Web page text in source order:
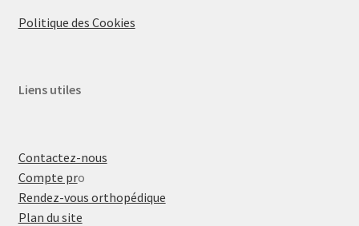
Politique des Cookies
Liens utiles
Contactez-nous
Compte pro
Rendez-vous orthopédique
Plan du site